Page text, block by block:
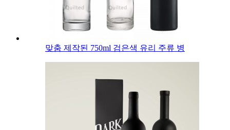
맞춤 제작된 750ml 검은색 유리 주류 병